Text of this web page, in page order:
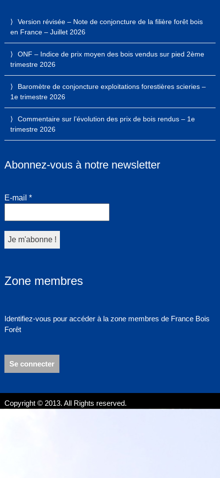
Version révisée – Note de conjoncture de la filière forêt bois
en France – Juillet 2026
ONF – Indice de prix moyen des bois vendus sur pied 2ème
trimestre 2026
Baromètre de conjoncture exploitations forestières scieries –
1e trimestre 2026
Commentaire sur l’évolution des prix de bois rendus – 1e
trimestre 2026
Abonnez-vous à notre newsletter
E-mail *
Zone membres
Identifiez-vous pour accéder à la zone membres de France Bois
Forêt
Se connecter
Copyright © 2013. All Rights reserved.